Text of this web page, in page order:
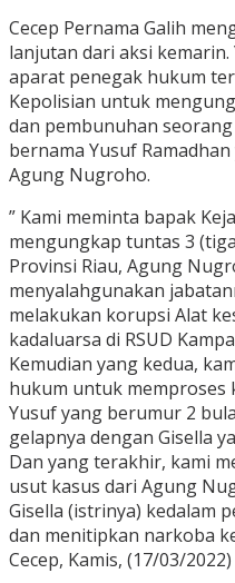
Cecep Pernama Galih
lanjutan dari aksi
aparat penegak hukum
Kepolisian untuk
dan pembunuhan
bernama Yusuf
Agung Nugroho.
” Kami meminta bapak
mengungkap tuntas 3
Provinsi Riau, Agung
menyalahgunakan
melakukan korupsi Alat
kadaluarsa di RSUD
Kemudian yang kedua,
hukum untuk memproses
Yusuf yang berumur 2
gelapnya dengan Gisella
Dan yang terakhir, kami
usut kasus dari Agung
Gisella (istrinya) kedalam
dan menitipkan narkoba
Cecep, Kamis, (17/03/2022)